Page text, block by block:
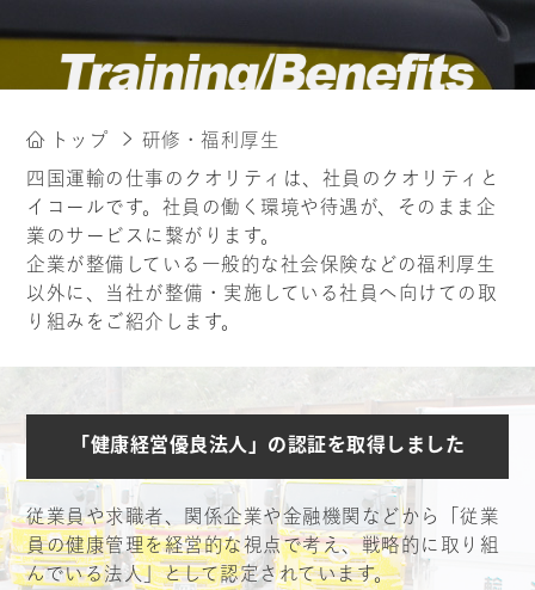
トップ
研修・福利厚生
四国運輸の仕事のクオリティは、社員のクオリティと
イコールです。社員の働く環境や待遇が、そのまま企
業のサービスに繋がります。
企業が整備している一般的な社会保険などの福利厚生
以外に、当社が整備・実施している社員へ向けての取
り組みをご紹介します。
「健康経営優良法人」の認証を取得しました
従業員や求職者、関係企業や金融機関などから「従業
員の健康管理を経営的な視点で考え、戦略的に取り組
んでいる法人」として認定されています。